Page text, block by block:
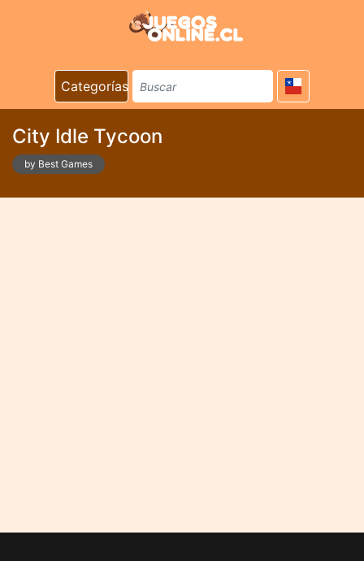
Categorías
City Idle Tycoon
by Best Games